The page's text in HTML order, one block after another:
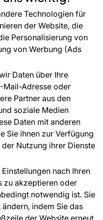
Technologien für
der Website, die
Personalisierung von
von Werbung (Ads
Daten über Ihre
Mail-Adresse oder
Partner aus den
soziale Medien
Daten mit anderen
Sie ihnen zur Verfügung
Nutzung ihrer Dienste
nach Ihren
zu akzeptieren oder
notwendig ist. Sie
indem Sie das
der Website erneut
Tapetenmuster
ÜBER DAS UNTERNEHMEN
gerne weiter